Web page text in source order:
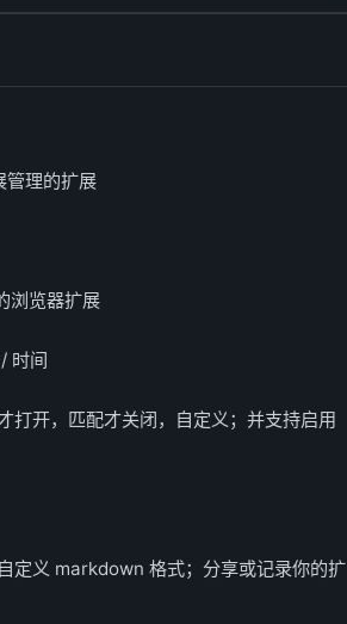
理的扩展
浏览器扩展
时间
打开，匹配才关闭，自定义；并支持启用
定义 markdown 格式；分享或记录你的扩